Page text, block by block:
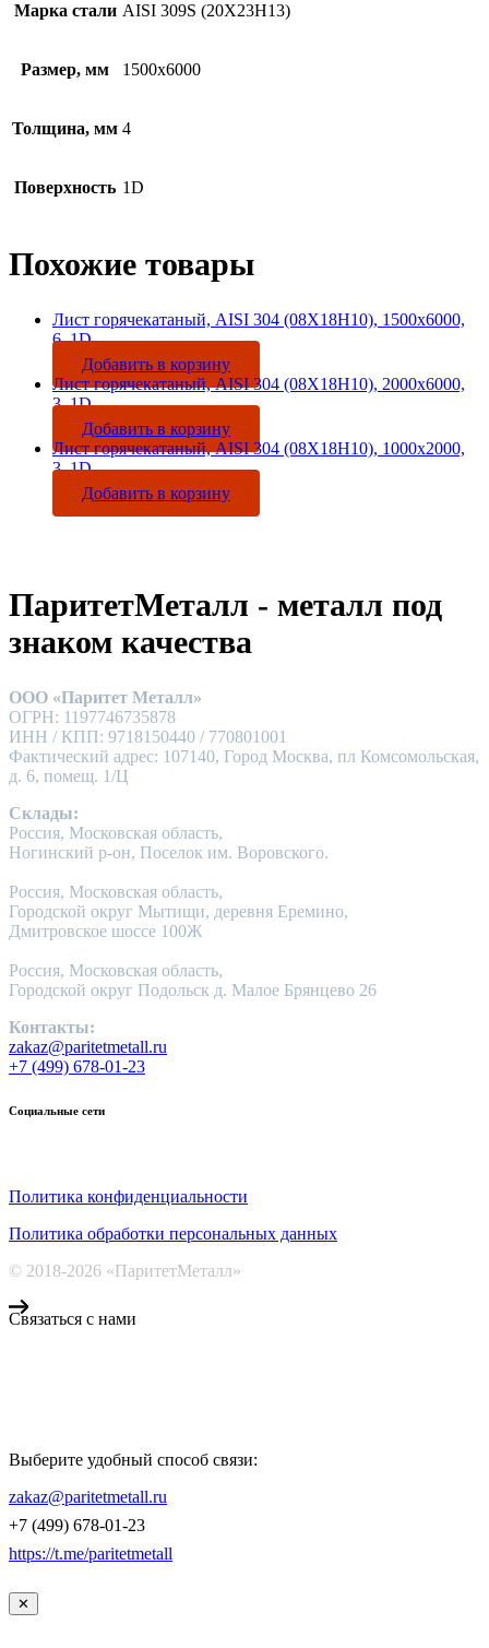
Марка стали AISI 309S (20Х23Н13)
Размер, мм 1500х6000
Толщина, мм 4
Поверхность 1D
Похожие товары
Лист горячекатаный, AISI 304 (08Х18Н10), 1500х6000,
6, 1D
Добавить в корзину
Лист горячекатаный, AISI 304 (08Х18Н10), 2000х6000,
3, 1D
Добавить в корзину
Лист горячекатаный, AISI 304 (08Х18Н10), 1000х2000,
3, 1D
Добавить в корзину
ПаритетМеталл - металл под
знаком качества
ООО «Паритет Металл»
ОГРН: 1197746735878
ИНН / КПП: 9718150440 / 770801001
Фактический адрес: 107140, Город Москва, пл Комсомольская,
д. 6, помещ. 1/Ц
Склады:
Россия, Московская область,
Ногинский р-он, Поселок им. Воровского.
Россия, Московская область,
Городской округ Мытищи, деревня Еремино,
Дмитровское шоссе 100Ж
Россия, Московская область,
Городской округ Подольск д. Малое Брянцево 26
Контакты:
zakaz@paritetmetall.ru
+7 (499) 678-01-23
Социальные сети
Политика конфиденциальности
Политика обработки персональных данных
© 2018-2026 «ПаритетМеталл»
Связаться с нами
Выберите удобный способ связи:
zakaz@paritetmetall.ru
+7 (499) 678-01-23
https://t.me/paritetmetall
✕